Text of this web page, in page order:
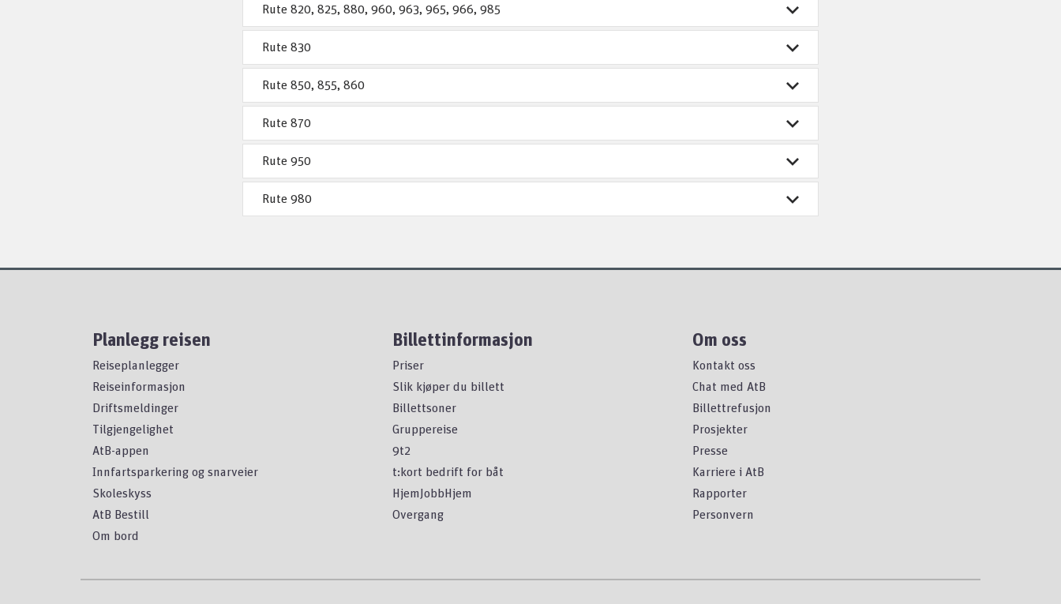
Rute 820, 825, 880, 960, 963, 965, 966, 985
Rute 830
Rute 850, 855, 860
Rute 870
Rute 950
Rute 980
Planlegg reisen
Reiseplanlegger
Reiseinformasjon
Driftsmeldinger
Tilgjengelighet
AtB-appen
Innfartsparkering og snarveier
Skoleskyss
AtB Bestill
Om bord
Billettinformasjon
Priser
Slik kjøper du billett
Billettsoner
Gruppereise
9t2
t:kort bedrift for båt
HjemJobbHjem
Overgang
Om oss
Kontakt oss
Chat med AtB
Billettrefusjon
Prosjekter
Presse
Karriere i AtB
Rapporter
Personvern